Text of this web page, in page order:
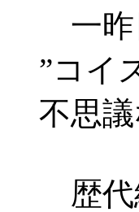
一昨
”コイ
不思議
歴代